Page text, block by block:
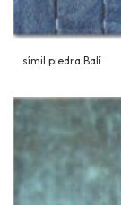
símil piedra Balí